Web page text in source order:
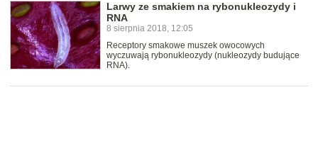
Larwy ze smakiem na rybonukleozydy i
RNA
8 sierpnia 2018, 12:05
Receptory smakowe muszek owocowych
wyczuwają rybonukleozydy (nukleozydy budujące
RNA).